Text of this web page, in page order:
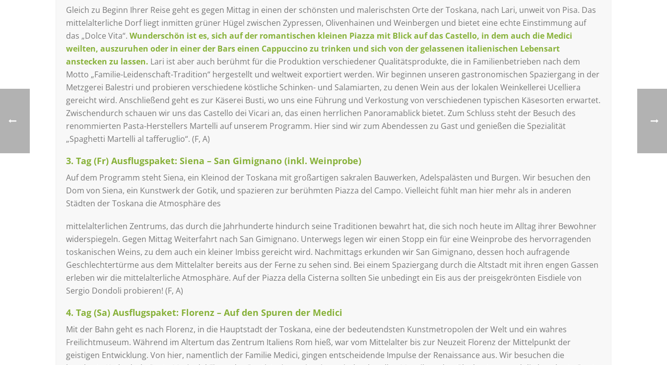
Gleich zu Beginn Ihrer Reise geht es gegen Mittag in einen der schönsten und malerischsten Orte der Toskana, nach Lari, unweit von Pisa. Das
mittelalterliche Dorf liegt inmitten grüner Hügel zwischen Zypressen, Olivenhainen und Weinbergen und bietet eine echte Einstimmung auf
das „Dolce Vita“. Wunderschön ist es, sich auf der romantischen kleinen Piazza mit Blick auf das Castello, in dem auch die Medici
weilten, auszuruhen oder in einer der Bars einen Cappuccino zu trinken und sich von der gelassenen italienischen Lebensart
anstecken zu lassen. Lari ist aber auch berühmt für die Produktion verschiedener Qualitätsprodukte, die in Familienbetrieben nach dem
Motto „Familie-Leidenschaft-Tradition“ hergestellt und weltweit exportiert werden. Wir beginnen unseren gastronomischen Spaziergang in der
Metzgerei Balestri und probieren verschiedene köstliche Schinken- und Salamiarten, zu denen Wein aus der lokalen Weinkellerei Ucelliera
gereicht wird. Anschließend geht es zur Käserei Busti, wo uns eine Führung und Verkostung von verschiedenen typischen Käsesorten erwartet.
Zwischendurch schauen wir uns das Castello dei Vicari an, das einen herrlichen Panoramablick bietet. Zum Schluss steht der Besuch des
renommierten Pasta-Herstellers Martelli auf unserem Programm. Hier sind wir zum Abendessen zu Gast und genießen die Spezialität
„Spaghetti Martelli al tafferuglio“. (F, A)
3. Tag (Fr) Ausflugspaket: Siena – San Gimignano (inkl. Weinprobe)
Auf dem Programm steht Siena, ein Kleinod der Toskana mit großartigen sakralen Bauwerken, Adelspalästen und Burgen. Wir besuchen den
Dom von Siena, ein Kunstwerk der Gotik, und spazieren zur berühmten Piazza del Campo. Vielleicht fühlt man hier mehr als in anderen
Städten der Toskana die Atmosphäre des
mittelalterlichen Zentrums, das durch die Jahrhunderte hindurch seine Traditionen bewahrt hat, die sich noch heute im Alltag ihrer Bewohner
widerspiegeln. Gegen Mittag Weiterfahrt nach San Gimignano. Unterwegs legen wir einen Stopp ein für eine Weinprobe des hervorragenden
toskanischen Weins, zu dem auch ein kleiner Imbiss gereicht wird. Nachmittags erkunden wir San Gimignano, dessen hoch aufragende
Geschlechtertürme aus dem Mittelalter bereits aus der Ferne zu sehen sind. Bei einem Spaziergang durch die Altstadt mit ihren engen Gassen
erleben wir die mittelalterliche Atmosphäre. Auf der Piazza della Cisterna sollten Sie unbedingt ein Eis aus der preisgekrönten Eisdiele von
Sergio Dondoli probieren! (F, A)
4. Tag (Sa) Ausflugspaket: Florenz – Auf den Spuren der Medici
Mit der Bahn geht es nach Florenz, in die Hauptstadt der Toskana, eine der bedeutendsten Kunstmetropolen der Welt und ein wahres
Freilichtmuseum. Während im Altertum das Zentrum Italiens Rom hieß, war vom Mittelalter bis zur Neuzeit Florenz der Mittelpunkt der
geistigen Entwicklung. Von hier, namentlich der Familie Medici, gingen entscheidende Impulse der Renaissance aus. Wir besuchen die